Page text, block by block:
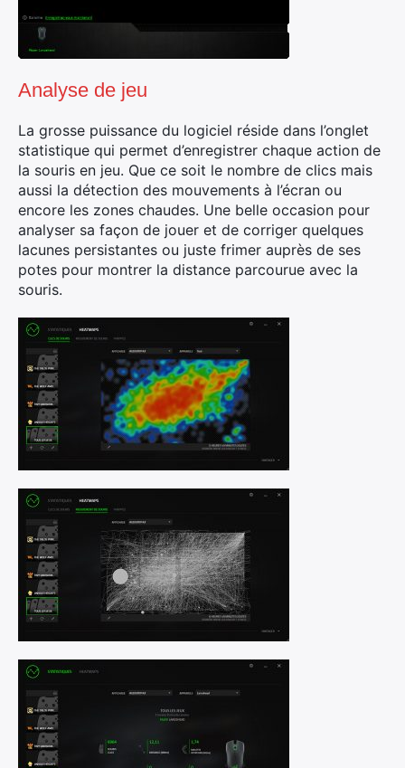
Analyse de jeu
La grosse puissance du logiciel réside dans l’onglet
statistique qui permet d’enregistrer chaque action de
la souris en jeu. Que ce soit le nombre de clics mais
aussi la détection des mouvements à l’écran ou
encore les zones chaudes. Une belle occasion pour
analyser sa façon de jouer et de corriger quelques
lacunes persistantes ou juste frimer auprès de ses
potes pour montrer la distance parcourue avec la
souris.